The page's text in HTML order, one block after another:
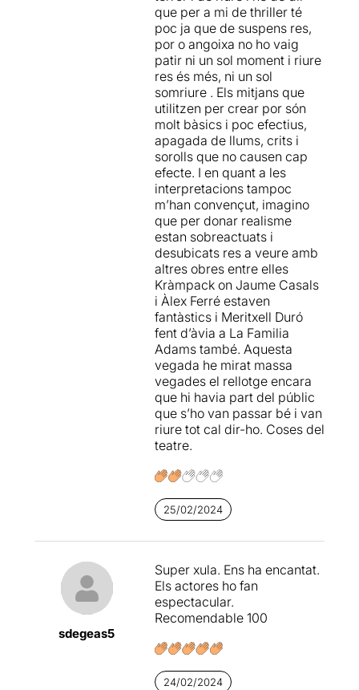
que per a mi de thriller té
poc ja que de suspens res,
por o angoixa no ho vaig
patir ni un sol moment i riure
res és més, ni un sol
somriure . Els mitjans que
utilitzen per crear por són
molt bàsics i poc efectius,
apagada de llums, crits i
sorolls que no causen cap
efecte. I en quant a les
interpretacions tampoc
m’han convençut, imagino
que per donar realisme
estan sobreactuats i
desubicats res a veure amb
altres obres entre elles
Kràmpack on Jaume Casals
i Àlex Ferré estaven
fantàstics i Meritxell Duró
fent d’àvia a La Familia
Adams també. Aquesta
vegada he mirat massa
vegades el rellotge encara
que hi havia part del públic
que s’ho van passar bé i van
riure tot cal dir-ho. Coses del
teatre.
25/02/2024
sdegeas5
Super xula. Ens ha encantat.
Els actores ho fan
espectacular.
Recomendable 100
24/02/2024